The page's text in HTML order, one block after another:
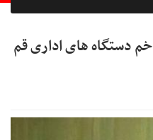
خم دستگاه های اداری قم